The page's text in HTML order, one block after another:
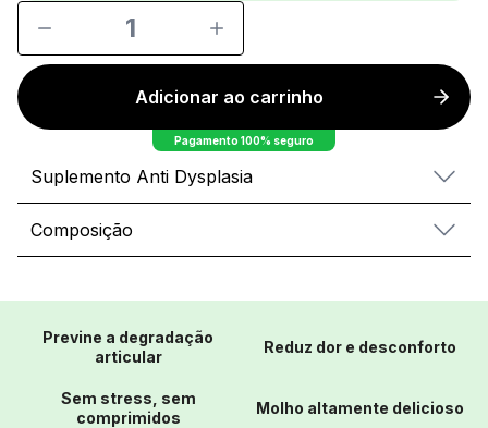
1
Adicionar ao carrinho
Pagamento 100% seguro
Suplemento Anti Dysplasia
Composição
Previne a degradação
articular
Reduz dor e desconforto
Sem stress, sem
comprimidos
Molho altamente delicioso